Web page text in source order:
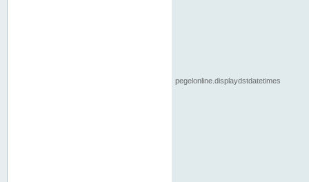
pegelonline.displaydstdatetimes